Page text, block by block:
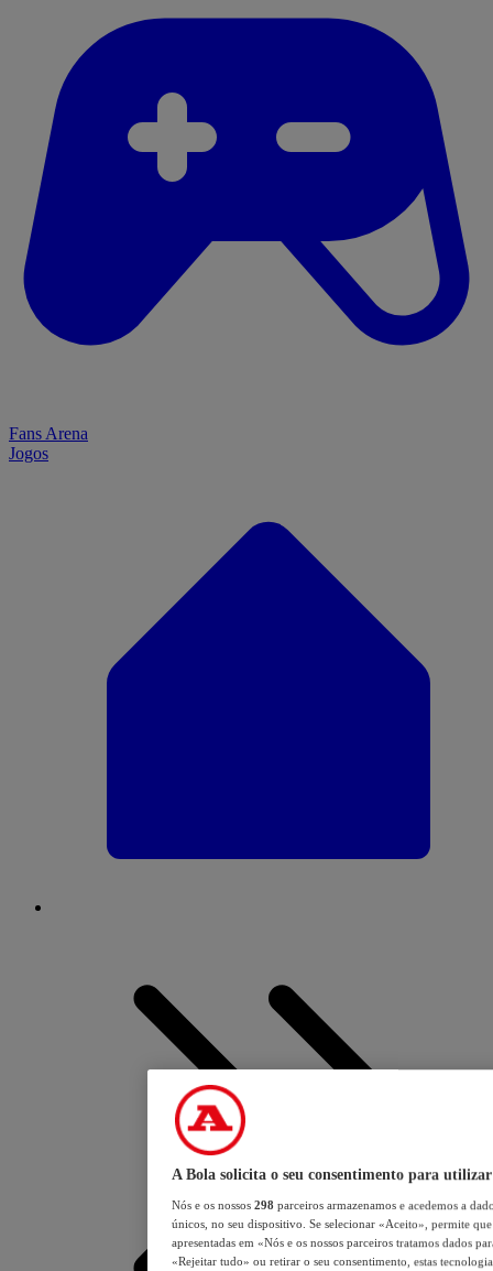
Fans Arena
Jogos
A Bola solicita o seu consentimento para utilizar
Nós e os nossos 298 parceiros armazenamos e acedemos a
únicos, no seu dispositivo. Se selecionar «Aceito», permite
apresentadas em «Nós e os nossos parceiros tratamos dados
«Rejeitar tudo» ou retirar o seu consentimento, estas